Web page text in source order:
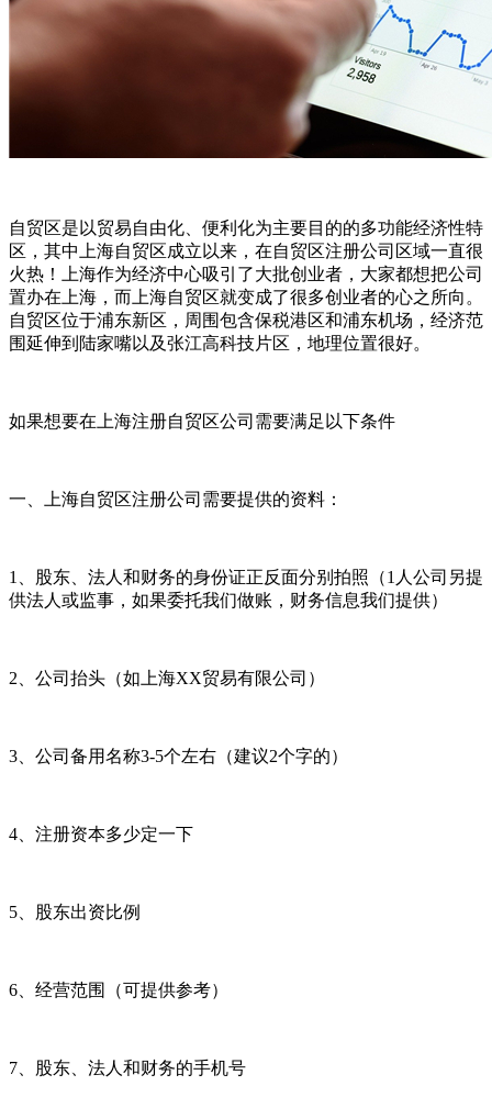
自贸区是以贸易自由化、便利化为主要目的的多功能经济性特
区，其中上海自贸区成立以来，在自贸区注册公司区域一直很
火热！上海作为经济中心吸引了大批创业者，大家都想把公司
置办在上海，而上海自贸区就变成了很多创业者的心之所向。
自贸区位于浦东新区，周围包含保税港区和浦东机场，经济范
围延伸到陆家嘴以及张江高科技片区，地理位置很好。
如果想要在上海注册自贸区公司需要满足以下条件
一、上海自贸区注册公司需要提供的资料：
1、股东、法人和财务的身份证正反面分别拍照（1人公司另提
供法人或监事，如果委托我们做账，财务信息我们提供）
2、公司抬头（如上海XX贸易有限公司）
3、公司备用名称3-5个左右（建议2个字的）
4、注册资本多少定一下
5、股东出资比例
6、经营范围（可提供参考）
7、股东、法人和财务的手机号